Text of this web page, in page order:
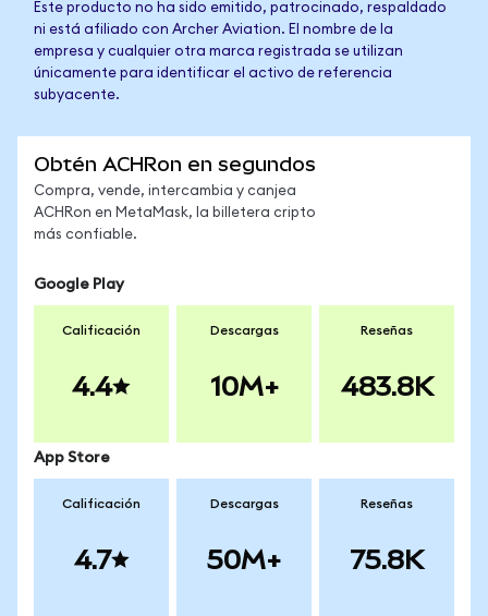
Este producto no ha sido emitido, patrocinado, respaldado
ni está afiliado con Archer Aviation. El nombre de la
empresa y cualquier otra marca registrada se utilizan
únicamente para identificar el activo de referencia
subyacente.
Obtén ACHRon en segundos
Compra, vende, intercambia y canjea
ACHRon en MetaMask, la billetera cripto
más confiable.
Google Play
Calificación
4.4
Descargas
10M+
Reseñas
483.8K
App Store
Calificación
4.7
Descargas
50M+
Reseñas
75.8K